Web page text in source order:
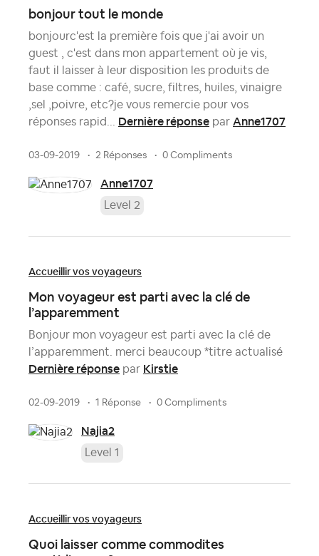
bonjour tout le monde
bonjourc'est la première fois que j'ai avoir un
guest , c'est dans mon appartement où je vis,
faut il laisser à leur disposition les produits de
base comme : café, sucre, filtres, huiles, vinaigre
,sel ,poivre, etc?je vous remercie pour vos
réponses rapid... Dernière réponse par Anne1707
03-09-2019 2 Réponses 0 Compliments
Anne1707
Level 2
Accueillir vos voyageurs
Mon voyageur est parti avec la clé de
l’apparemment
Bonjour mon voyageur est parti avec la clé de
l’apparemment. merci beaucoup *titre actualisé
Dernière réponse par Kirstie
02-09-2019 1 Réponse 0 Compliments
Najia2
Level 1
Accueillir vos voyageurs
Quoi laisser comme commodites